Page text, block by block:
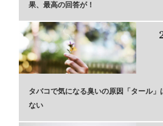
果、最高の回答が！
タバコで気になる臭いの原因「タール
ない